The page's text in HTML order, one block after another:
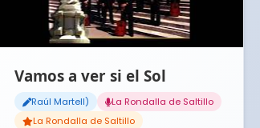
Vamos a ver si el Sol
Raúl Martell)
La Rondalla de Saltillo
La Rondalla de Saltillo